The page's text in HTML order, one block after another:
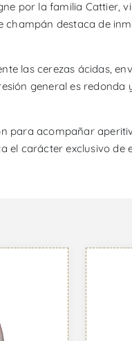
por la familia Cattier,
champán destaca de
las cerezas ácidas,
general es redonda
para acompañar
el carácter exclusivo de